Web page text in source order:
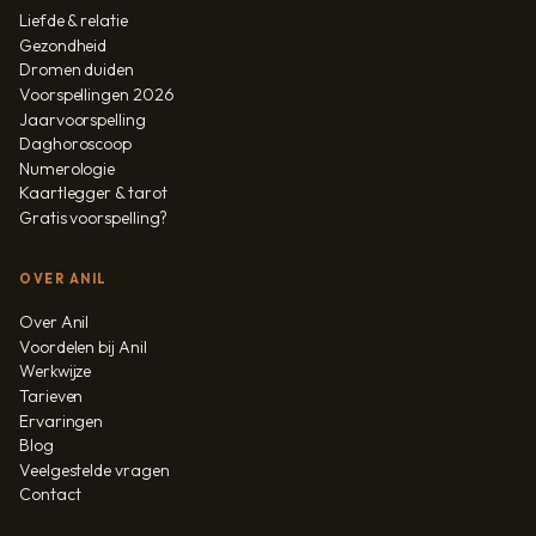
Liefde & relatie
Gezondheid
Dromen duiden
Voorspellingen 2026
Jaarvoorspelling
Daghoroscoop
Numerologie
Kaartlegger & tarot
Gratis voorspelling?
OVER ANIL
Over Anil
Voordelen bij Anil
Werkwijze
Tarieven
Ervaringen
Blog
Veelgestelde vragen
Contact